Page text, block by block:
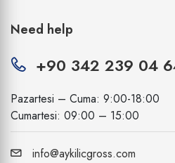
Need help
+90 342 239 04
Pazartesi – Cuma: 9:00-18:00
Cumartesi: 09:00 – 15:00
info@aykilicgross.com